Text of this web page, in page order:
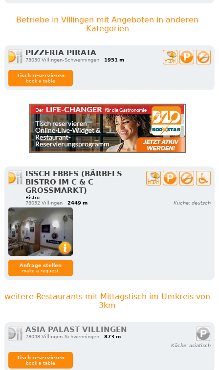
Betriebe in Villingen mit Angeboten in anderen
Kategorien
PIZZERIA PIRATA
78050 Villingen-Schwenningen 1951 m
Tisch reservieren
book a table
ISSCH EBBES (BÄRBELS
BISTRO IM C & C
GROSSMARKT)
Bistro
78052 Villingen
2449 m Küche: deutsch
Anfrage stellen
make a request
weitere Restaurants mit Mittagstisch im Umkreis von
3km
ASIA PALAST VILLINGEN
78048 Villingen-Schwenningen
873 m
Küche: asiatisch
Tisch reservieren
book a table